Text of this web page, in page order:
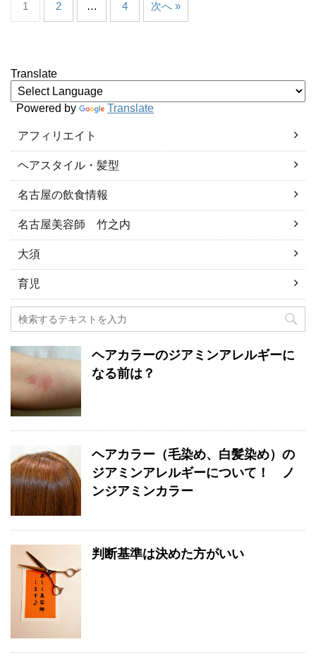
1 2 … 4 次へ »
Translate
Powered by Translate
アフィリエイト
ヘアスタイル・髪型
名古屋の飲食情報
名古屋美容師 竹之内
大須
育児
ヘアカラーのジアミンアレルギーに
なる前は？
ヘアカラー（毛染め、白髪染め）の
ジアミンアレルギーについて！ ノ
ンジアミンカラー
判断基準は決めた方がいい